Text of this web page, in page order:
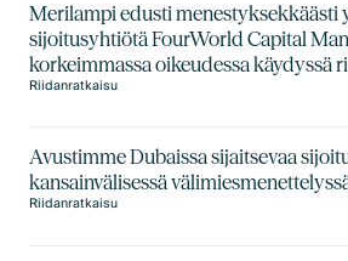
Merilampi edusti menestyksekkäästi
sijoitusyhtiötä FourWorld Capital
korkeimmassa oikeudessa käydyssä
Riidanratkaisu
Avustimme Dubaissa sijaitsevaa
kansainvälisessä
Riidanratkaisu